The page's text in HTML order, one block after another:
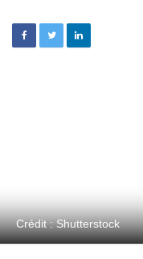
Crédit : Shutterstock